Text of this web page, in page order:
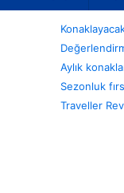
Aylık
Sezonluk
Traveller